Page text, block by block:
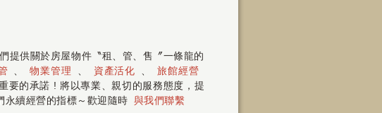
提供關於房屋物件〝租、管、售〞一條龍的
物業管理 資產活化
旅館經營
要的承諾 ! 將以專業、親切的服務態度，提
永續經營的指標～歡迎隨時 與我們聯繫